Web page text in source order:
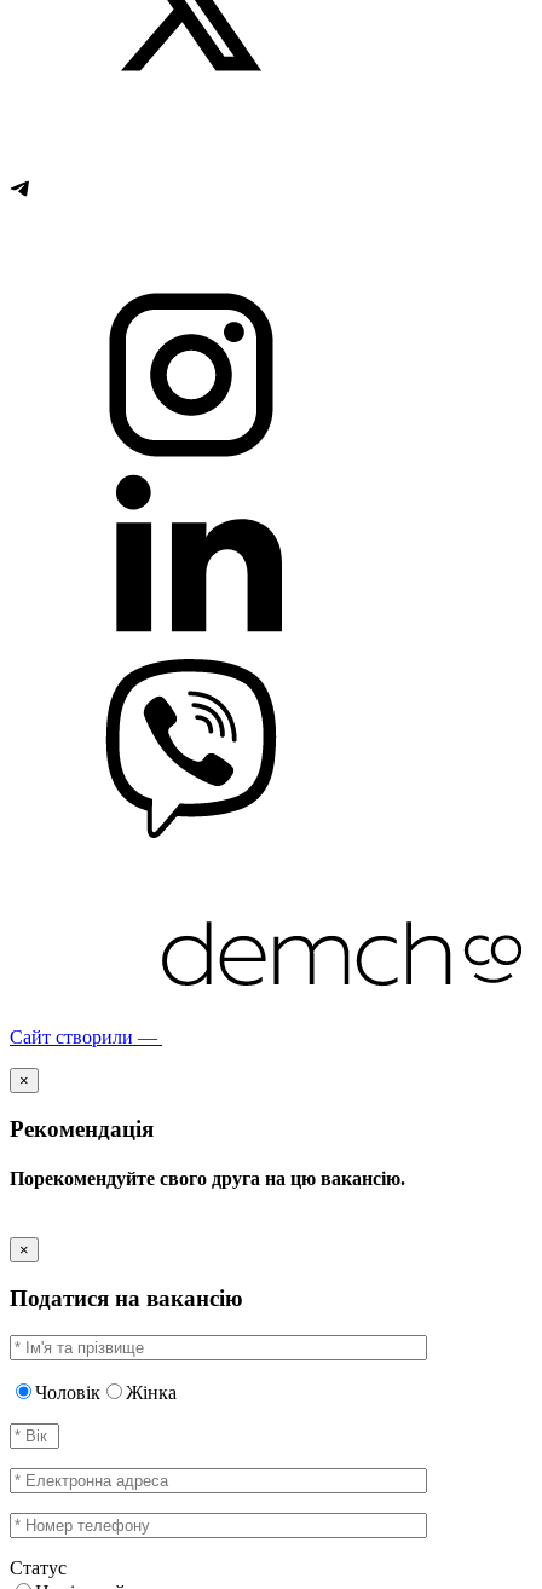
Сайт створили —
×
Рекомендація
Порекомендуйте свого друга на цю вакансію.
×
Податися на вакансію
Чоловік Жінка
Статус